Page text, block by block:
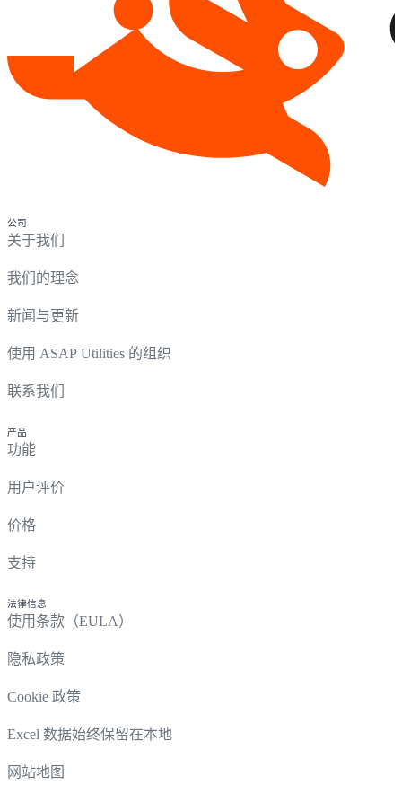
公司
关于我们
我们的理念
新闻与更新
使用 ASAP Utilities 的组织
联系我们
产品
功能
用户评价
价格
支持
法律信息
使用条款（EULA）
隐私政策
Cookie 政策
Excel 数据始终保留在本地
网站地图